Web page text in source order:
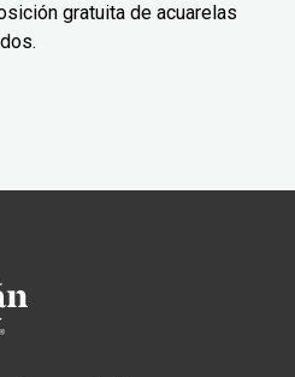
gratuita de acuarelas